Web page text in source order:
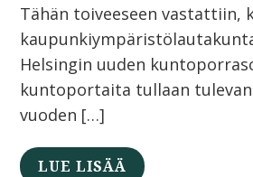
Tähän toiveeseen vastattiin,
Helsingin uuden
kuntoportaita tullaan
vuoden […]
LUE LISÄÄ